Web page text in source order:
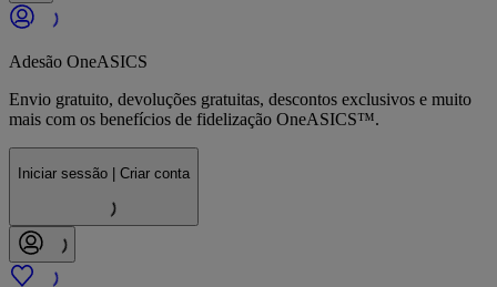
Adesão OneASICS
Envio gratuito, devoluções gratuitas, descontos exclusivos e muito
mais com os benefícios de fidelização OneASICS™.
Iniciar sessão | Criar conta